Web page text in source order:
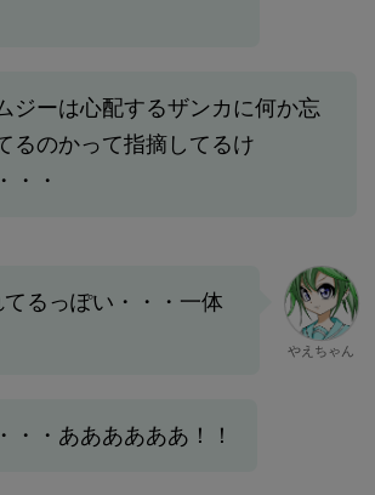
ジーは心配するザンカに何か忘
るのかって指摘してるけ
・・
るっぽい・・・一体
やえちゃん
・・ああああああ！！